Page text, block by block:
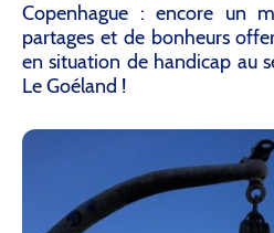
Copenhague : encore un
partages et de bonheurs
en situation de handicap au
Le Goéland !